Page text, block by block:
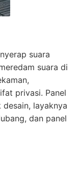
suara
suara di
privasi. Panel
layaknya
dan panel